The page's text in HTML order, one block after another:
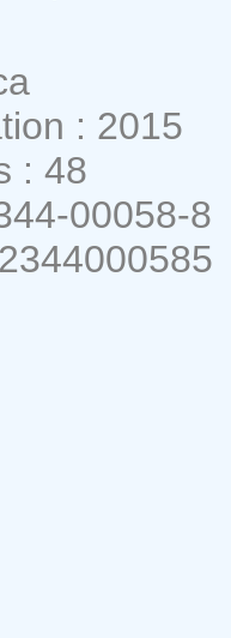
: 2015
: 48
00058-8